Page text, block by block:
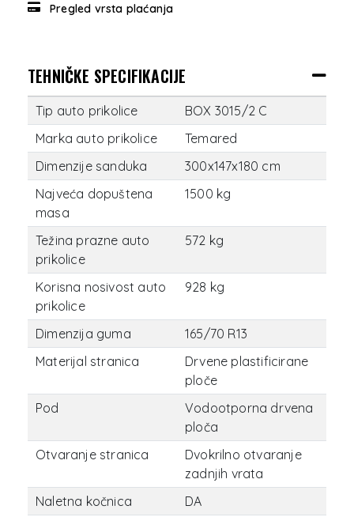
Pregled vrsta plaćanja
TEHNIČKE SPECIFIKACIJE
Tip auto prikolice
BOX 3015/2 C
Marka auto prikolice
Temared
Dimenzije sanduka
300x147x180 cm
Najveća dopuštena
masa
1500 kg
Težina prazne auto
prikolice
572 kg
Korisna nosivost auto
prikolice
928 kg
Dimenzija guma
165/70 R13
Materijal stranica
Drvene plastificirane
ploče
Pod
Vodootporna drvena
ploča
Otvaranje stranica
Dvokrilno otvaranje
zadnjih vrata
Naletna kočnica
DA